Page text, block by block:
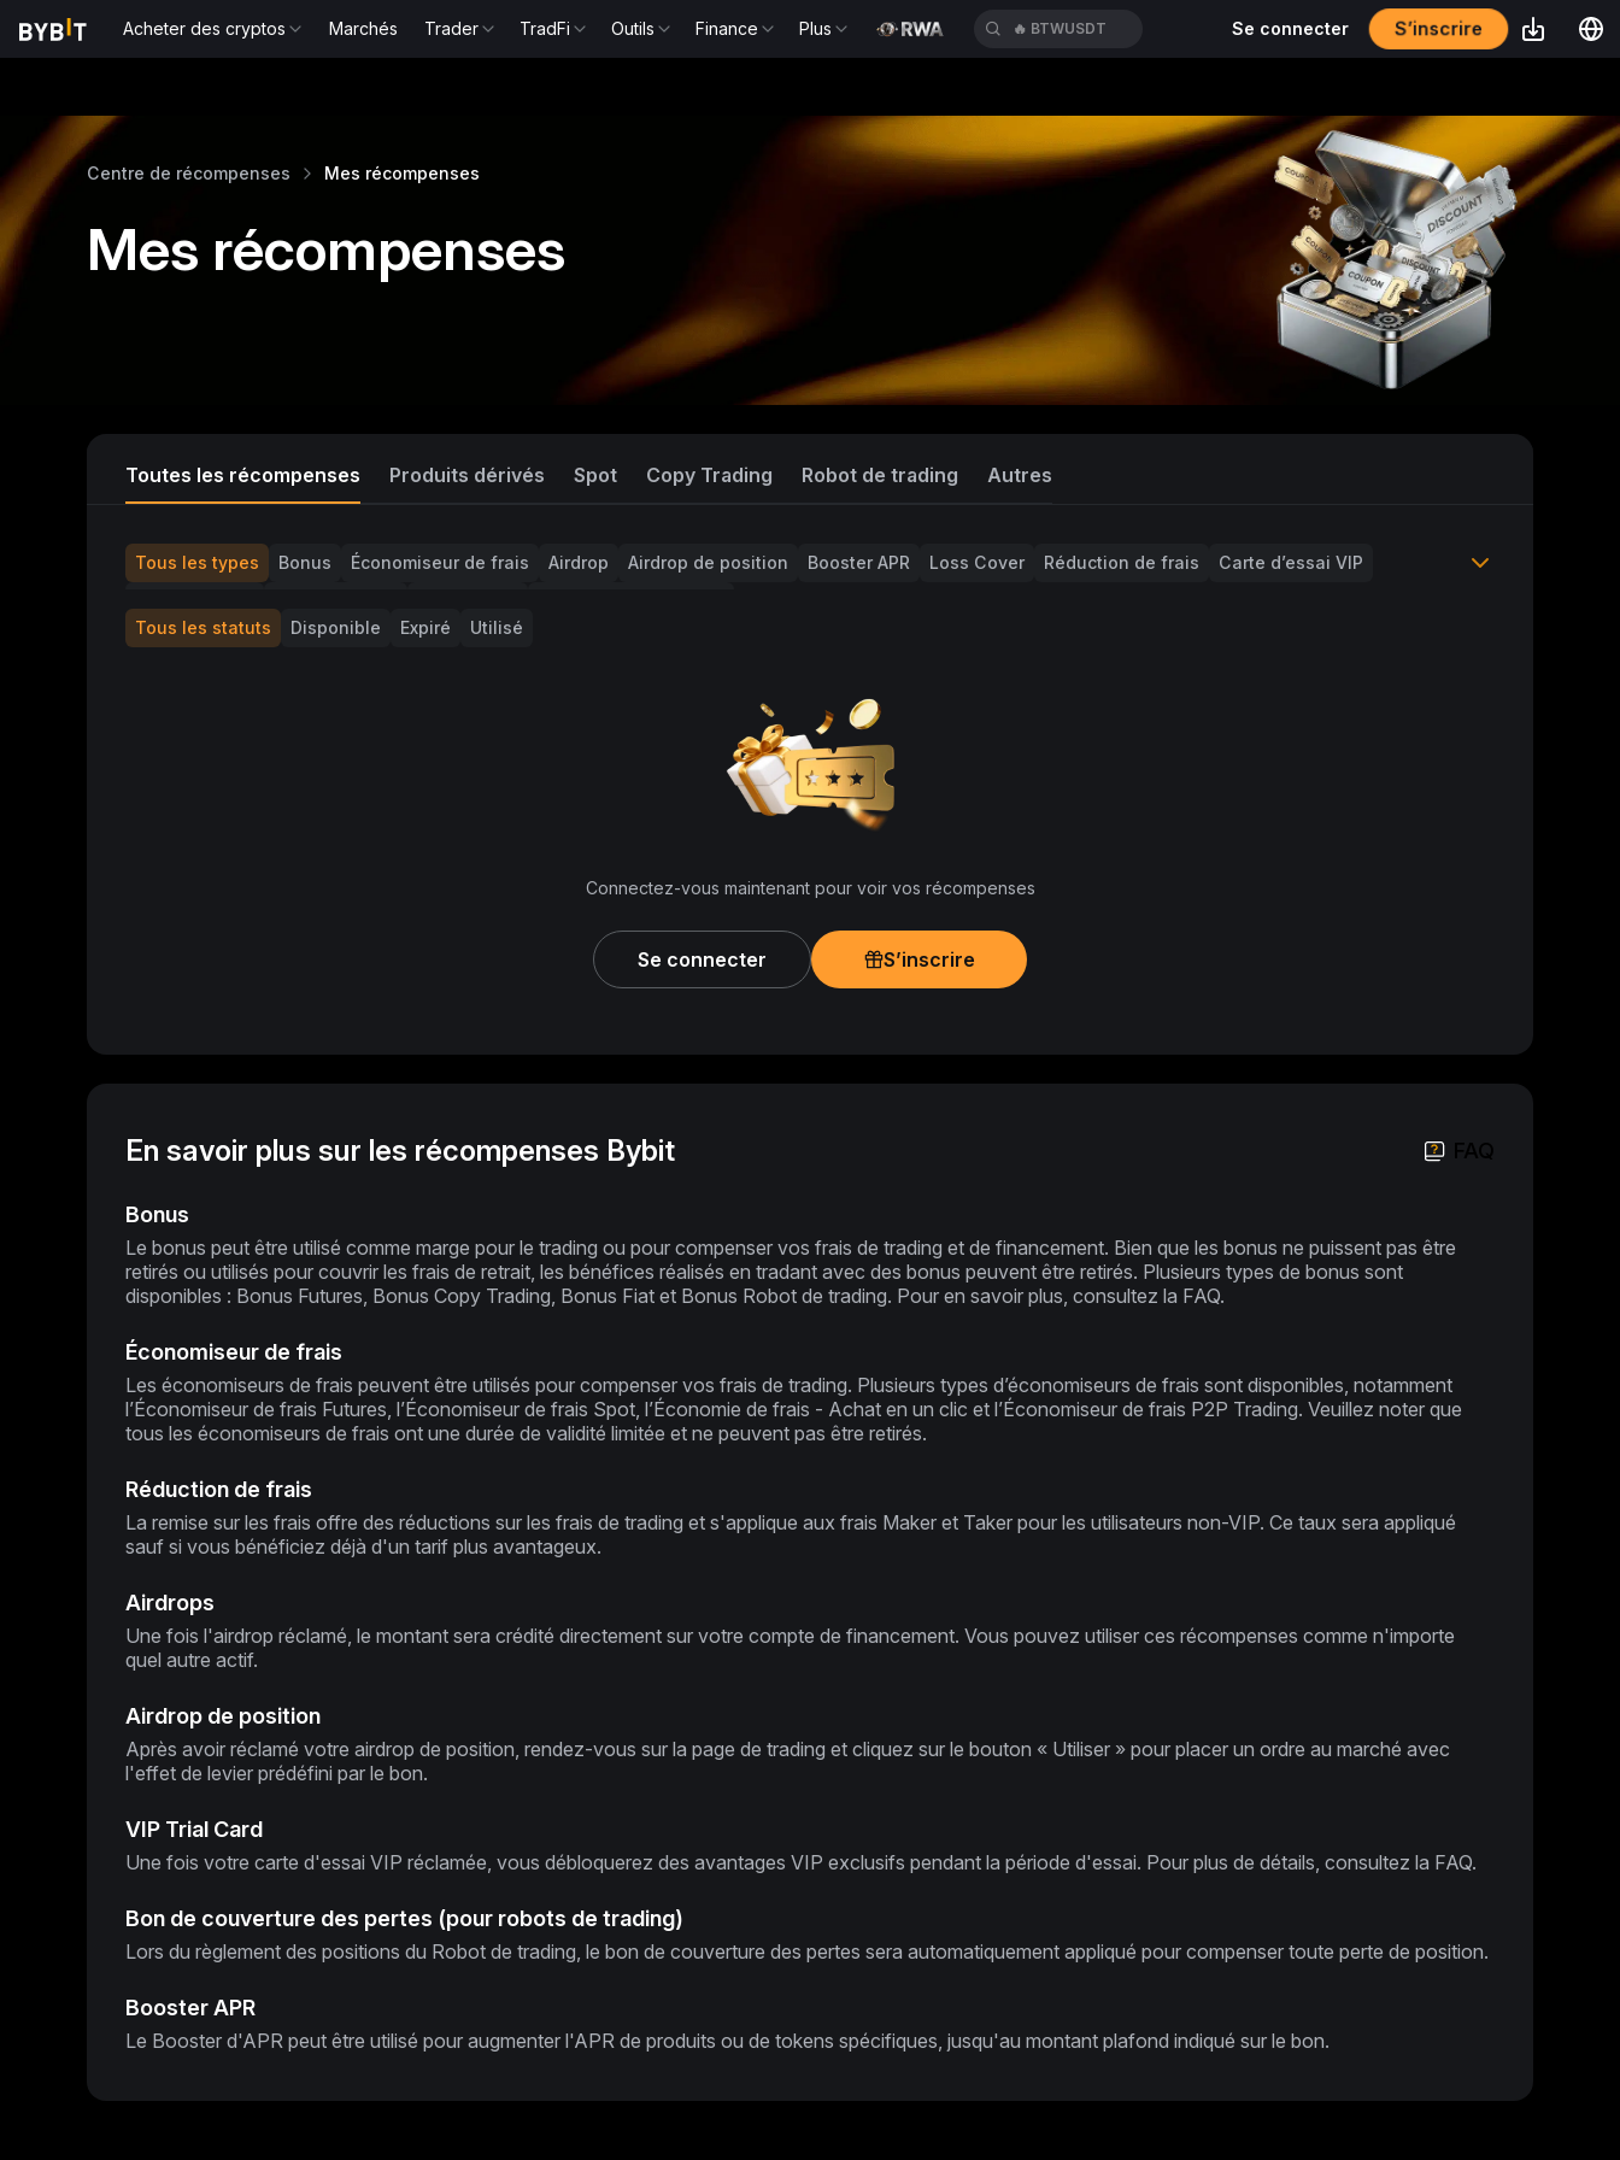
Acheter des cryptos Marchés Trader TradFi Outils Finance Plus 🔥 BTWUSDT Se connecter S’inscrire
Centre de récompenses Mes récompenses
Mes récompenses
Toutes les récompenses Produits dérivés Spot Copy Trading Robot de trading Autres
Tous les types Bonus Économiseur de frais Airdrop Airdrop de position Booster APR Loss Cover Réduction de frais
Carte d’essai VIP
Tous les statuts
Disponible Expiré Utilisé
Connectez-vous maintenant pour voir vos récompenses
Se connecter S’inscrire
En savoir plus sur les récompenses Bybit FAQ
Bonus
Le bonus peut être utilisé comme marge pour le trading ou pour compenser vos frais de trading et de financement. Bien que les bonus ne puissent pas être
retirés ou utilisés pour couvrir les frais de retrait, les bénéfices réalisés en tradant avec des bonus peuvent être retirés. Plusieurs types de bonus sont
disponibles : Bonus Futures, Bonus Copy Trading, Bonus Fiat et Bonus Robot de trading. Pour en savoir plus, consultez la FAQ.
Économiseur de frais
Les économiseurs de frais peuvent être utilisés pour compenser vos frais de trading. Plusieurs types d’économiseurs de frais sont disponibles, notamment
l’Économiseur de frais Futures, l’Économiseur de frais Spot, l’Économie de frais - Achat en un clic et l’Économiseur de frais P2P Trading. Veuillez noter que
tous les économiseurs de frais ont une durée de validité limitée et ne peuvent pas être retirés.
Réduction de frais
La remise sur les frais offre des réductions sur les frais de trading et s'applique aux frais Maker et Taker pour les utilisateurs non-VIP. Ce taux sera appliqué
sauf si vous bénéficiez déjà d'un tarif plus avantageux.
Airdrops
Une fois l'airdrop réclamé, le montant sera crédité directement sur votre compte de financement. Vous pouvez utiliser ces récompenses comme n'importe
quel autre actif.
Airdrop de position
Après avoir réclamé votre airdrop de position, rendez-vous sur la page de trading et cliquez sur le bouton « Utiliser » pour placer un ordre au marché avec
l'effet de levier prédéfini par le bon.
VIP Trial Card
Une fois votre carte d'essai VIP réclamée, vous débloquerez des avantages VIP exclusifs pendant la période d'essai. Pour plus de détails, consultez la FAQ.
Bon de couverture des pertes (pour robots de trading)
Lors du règlement des positions du Robot de trading, le bon de couverture des pertes sera automatiquement appliqué pour compenser toute perte de position.
Booster APR
Le Booster d'APR peut être utilisé pour augmenter l'APR de produits ou de tokens spécifiques, jusqu'au montant plafond indiqué sur le bon.